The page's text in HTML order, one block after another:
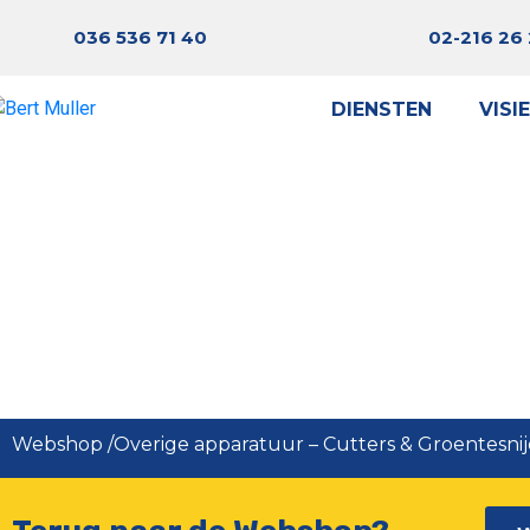
036 536 71 40 02-216 26
DIENSTEN VISIE
Webshop /Overige apparatuur – Cutters &